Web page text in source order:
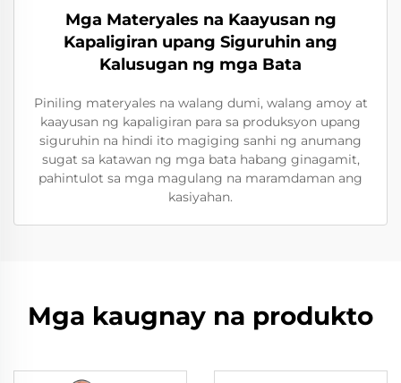
Mga Materyales na Kaayusan ng
Kapaligiran upang Siguruhin ang
Kalusugan ng mga Bata
Piniling materyales na walang dumi, walang amoy at
kaayusan ng kapaligiran para sa produksyon upang
siguruhin na hindi ito magiging sanhi ng anumang
sugat sa katawan ng mga bata habang ginagamit,
pahintulot sa mga magulang na maramdaman ang
kasiyahan.
Mga kaugnay na produkto